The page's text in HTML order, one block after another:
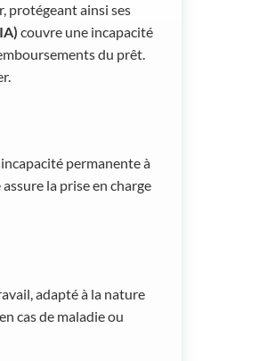
protégeant ainsi ses
couvre une incapacité
du prêt.
permanente à
la prise en charge
adapté à la nature
cas de maladie ou